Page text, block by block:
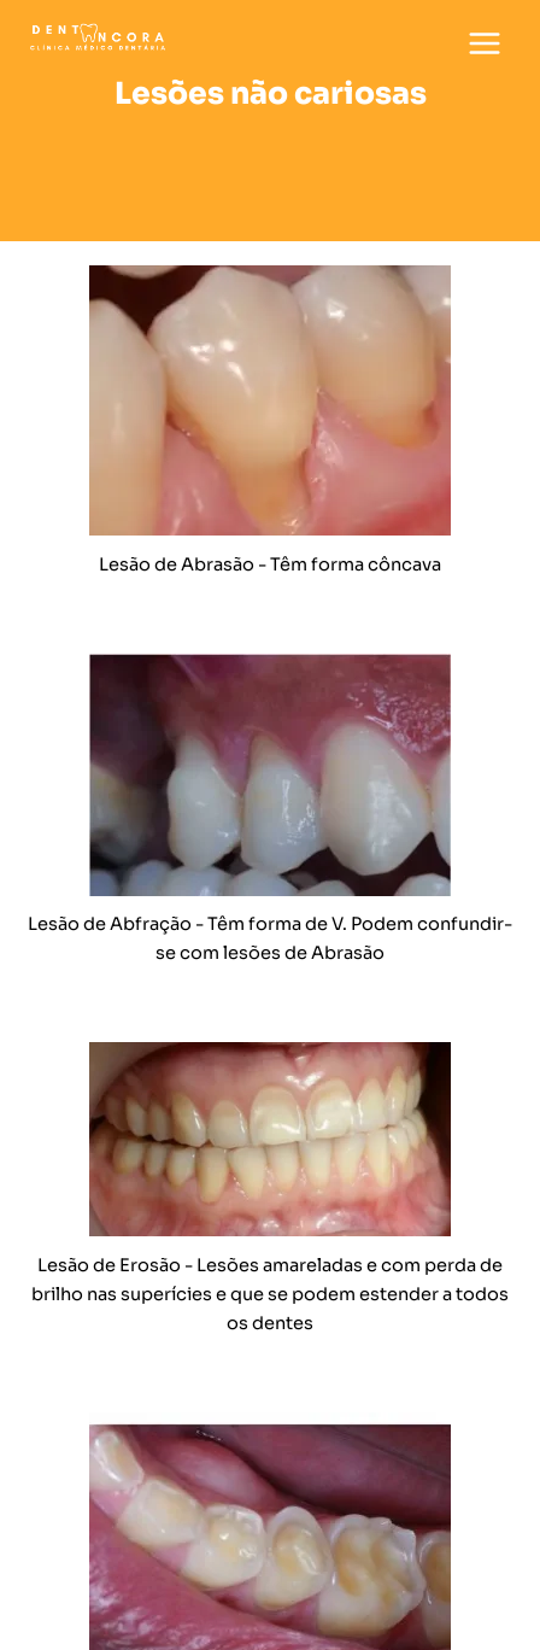
Lesões não cariosas
Lesão de Abrasão - Têm forma côncava
Lesão de Abfração - Têm forma de V. Podem confundir-
se com lesões de Abrasão
Lesão de Erosão - Lesões amareladas e com perda de
brilho nas superícies e que se podem estender a todos
os dentes